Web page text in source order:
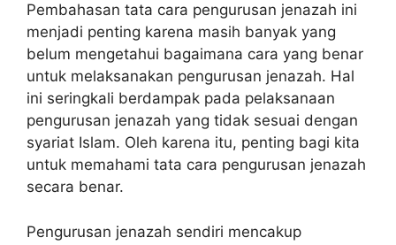
Pembahasan tata cara pengurusan jenazah ini
menjadi penting karena masih banyak yang
belum mengetahui bagaimana cara yang benar
untuk melaksanakan pengurusan jenazah. Hal
ini seringkali berdampak pada pelaksanaan
pengurusan jenazah yang tidak sesuai dengan
syariat Islam. Oleh karena itu, penting bagi kita
untuk memahami tata cara pengurusan jenazah
secara benar.
Pengurusan jenazah sendiri mencakup